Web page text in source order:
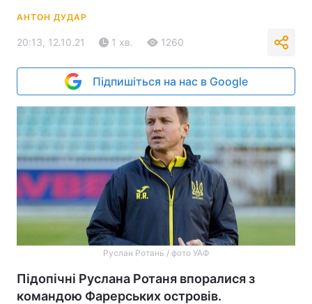
АНТОН ДУДАР
20:13, 12.10.21 1 хв. 1260
Підпишіться на нас в Google
Руслан Ротань / фото УАФ
Підопічні Руслана Ротаня впоралися з
командою Фарерських островів.